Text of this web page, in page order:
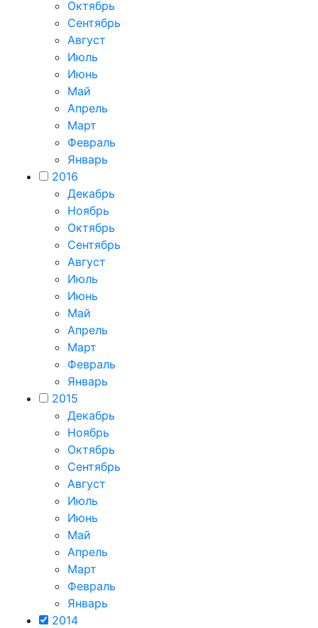
Октябрь
Сентябрь
Август
Июль
Июнь
Май
Апрель
Март
Февраль
Январь
2016
Декабрь
Ноябрь
Октябрь
Сентябрь
Август
Июль
Июнь
Май
Апрель
Март
Февраль
Январь
2015
Декабрь
Ноябрь
Октябрь
Сентябрь
Август
Июль
Июнь
Май
Апрель
Март
Февраль
Январь
2014